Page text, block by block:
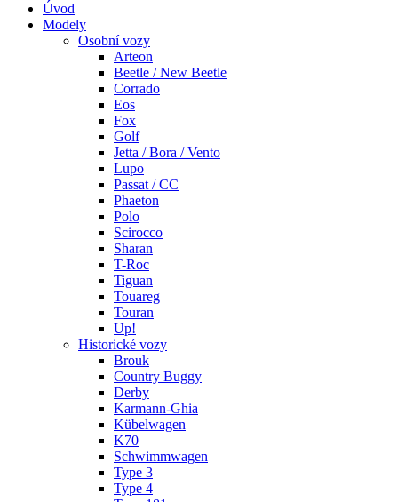
Úvod
Modely
Osobní vozy
Arteon
Beetle / New Beetle
Corrado
Eos
Fox
Golf
Jetta / Bora / Vento
Lupo
Passat / CC
Phaeton
Polo
Scirocco
Sharan
T-Roc
Tiguan
Touareg
Touran
Up!
Historické vozy
Brouk
Country Buggy
Derby
Karmann-Ghia
Kübelwagen
K70
Schwimmwagen
Type 3
Type 4